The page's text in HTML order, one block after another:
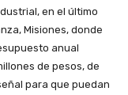
en el último
Misiones, donde
anual
de pesos, de
para que puedan